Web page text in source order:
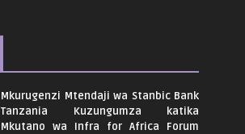
Mkurugenzi Mtendaji wa Stanbic Bank
Tanzania Kuzungumza katika
Mkutano wa Infra for Africa Forum